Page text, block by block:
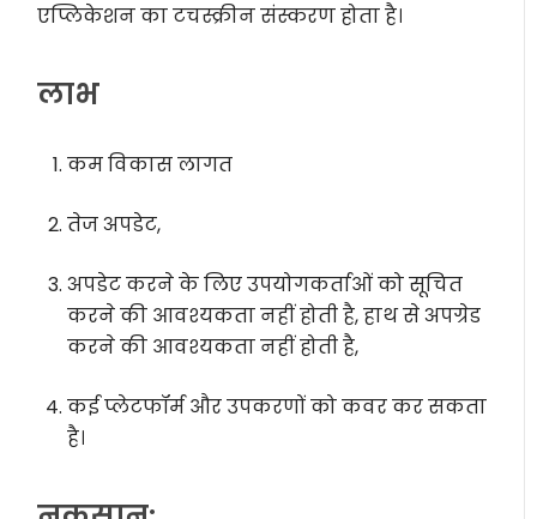
एप्लिकेशन का टचस्क्रीन संस्करण होता है।
लाभ
कम विकास लागत
तेज अपडेट,
अपडेट करने के लिए उपयोगकर्ताओं को सूचित
करने की आवश्यकता नहीं होती है, हाथ से अपग्रेड
करने की आवश्यकता नहीं होती है,
कई प्लेटफॉर्म और उपकरणों को कवर कर सकता
है।